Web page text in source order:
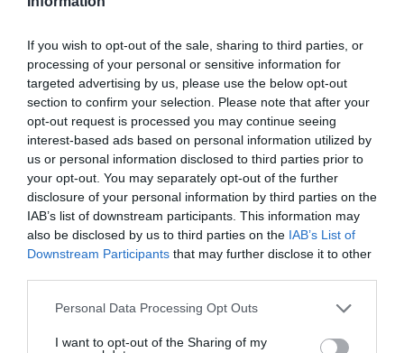
If you wish to opt-out of the sale, sharing to third parties, or
processing of your personal or sensitive information for
targeted advertising by us, please use the below opt-out
section to confirm your selection. Please note that after your
opt-out request is processed you may continue seeing
interest-based ads based on personal information utilized by
us or personal information disclosed to third parties prior to
your opt-out. You may separately opt-out of the further
disclosure of your personal information by third parties on the
IAB’s list of downstream participants. This information may
also be disclosed by us to third parties on the IAB’s List of
Downstream Participants that may further disclose it to other
Please note that this website/app uses one or more Google
not limited to your visit or usage behaviour. You may click to
Personal Data Processing Opt Outs
I want to opt-out of the Sharing of my
παρουσίας -Μέγαρο Χορού Καλαμάτας και Δημοτικό
Ωδείο Καλαμάτας
06 Αυγούστου 2026